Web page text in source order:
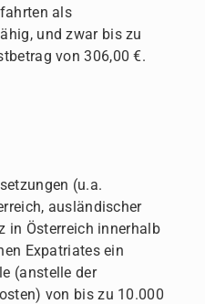
als
und zwar bis zu
von 306,00 €.
(u.a.
ausländischer
in Österreich innerhalb
Expatriates ein
(anstelle der
von bis zu 10.000